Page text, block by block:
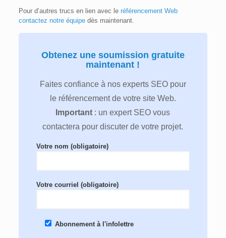
Pour d’autres trucs en lien avec le référencement Web
contactez notre équipedès maintenant.
Obtenez une soumission gratuite
maintenant !
Faites confiance à nos experts SEO pour
le référencement de votre site Web.
Important : un expert SEO vous
contactera pour discuter de votre projet.
Votre nom (obligatoire)
Votre courriel (obligatoire)
Abonnement à l'infolettre